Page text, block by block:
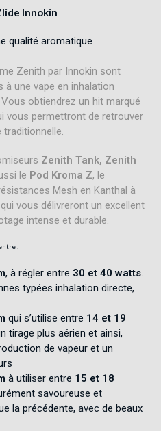
Innokin
qualité aromatique
Zenith par Innokin sont
une vape en inhalation
obtiendrez un hit marqué
vous permettront de retrouver
Zenith Tank, Zenith
le Pod Kroma Z, le
Mesh en Kanthal à
vous délivreront un excellent
intense et durable.
:
, à régler entre 30 et 40 watts
typées inhalation directe,
qui s’utilise entre 14 et 19
tirage plus aérien et ainsi,
de vapeur et un
à utiliser entre 15 et 18
savoureuse et
la précédente, avec de beaux